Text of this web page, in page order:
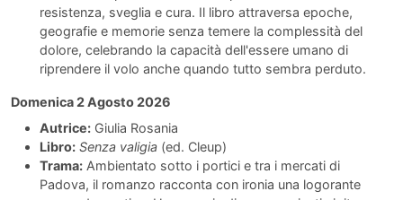
resistenza, sveglia e cura. Il libro attraversa epoche,
geografie e memorie senza temere la complessità del
dolore, celebrando la capacità dell'essere umano di
riprendere il volo anche quando tutto sembra perduto.
Domenica 2 Agosto 2026
Autrice: Giulia Rosania
Libro: Senza valigia (ed. Cleup)
Trama: Ambientato sotto i portici e tra i mercati di
Padova, il romanzo racconta con ironia una logorante